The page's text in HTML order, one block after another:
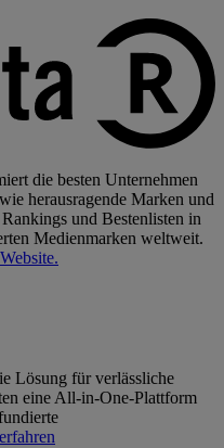
die besten Unternehmen
herausragende Marken und
und Bestenlisten in
Medienmarken weltweit.
Lösung für verlässliche
eine All-in-One-Plattform